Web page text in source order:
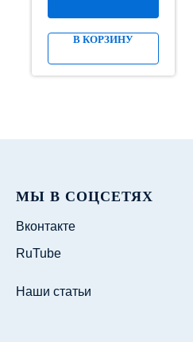
В КОРЗИНУ
МЫ В СОЦСЕТЯХ
Вконтакте
RuTube
Наши статьи